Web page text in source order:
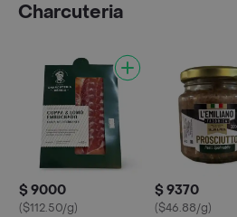
Charcuteria
$ 9000
($112.50/g)
$ 9370
($46.88/g)